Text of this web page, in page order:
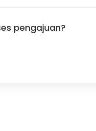
pengajuan?